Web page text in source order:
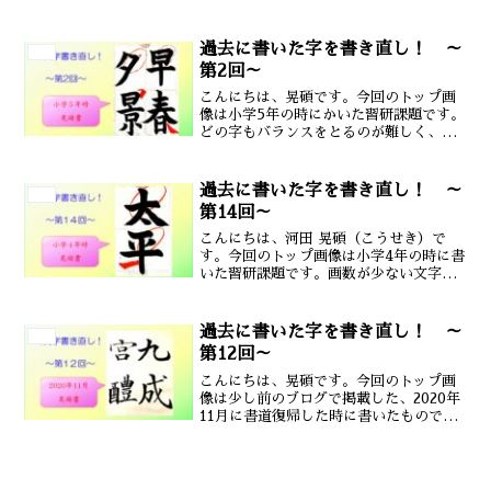
思います。まずは元の字を確認します。
縦画の始筆を深く...
過去に書いた字を書き直し！ ～
第2回～
こんにちは、晃碩です。今回のトップ画
像は小学5年の時にかいた習研課題です。
どの字もバランスをとるのが難しく、当
たいと思います。まずは元の字を確認し
ます。朱墨でご指摘いた...
過去に書いた字を書き直し！ ～
第14回～
こんにちは、河田 晃碩（こうせき）で
す。今回のトップ画像は小学4年の時に書
いた習研課題です。画数が少ない文字を2
すね。 今回書き直す字は「太」にしたい
と思います。まずは...
過去に書いた字を書き直し！ ～
第12回～
こんにちは、晃碩です。今回のトップ画
像は少し前のブログで掲載した、2020年
11月に書道復帰した時に書いたもので